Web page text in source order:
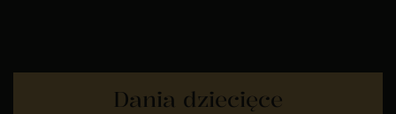
Dania dziecięce